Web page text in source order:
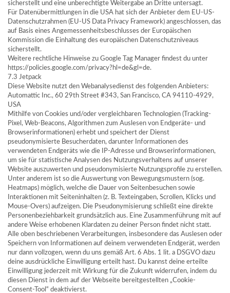
sicherstellt und eine unberechtigte Weitergabe an Dritte untersagt.
Für Datenübermittlungen in die USA hat sich der Anbieter dem EU-US-
Datenschutzrahmen (EU-US Data Privacy Framework) angeschlossen, das
auf Basis eines Angemessenheitsbeschlusses der Europäischen
Kommission die Einhaltung des europäischen Datenschutzniveaus
sicherstellt.
Weitere rechtliche Hinweise zu Google Tag Manager findest du unter
https://policies.google.com/privacy?hl=de&gl=de.
7.3 Jetpack
Diese Website nutzt den Webanalysedienst des folgenden Anbieters:
Automattic Inc., 60 29th Street #343, San Francisco, CA 94110-4929,
USA
Mithilfe von Cookies und/oder vergleichbaren Technologien (Tracking-
Pixel, Web-Beacons, Algorithmen zum Auslesen von Endgeräte- und
Browserinformationen) erhebt und speichert der Dienst
pseudonymisierte Besucherdaten, darunter Informationen des
verwendeten Endgeräts wie die IP-Adresse und Browserinformationen,
um sie für statistische Analysen des Nutzungsverhaltens auf unserer
Website auszuwerten und pseudonymisierte Nutzungsprofile zu erstellen.
Unter anderem ist so die Auswertung von Bewegungsmustern (sog.
Heatmaps) möglich, welche die Dauer von Seitenbesuchen sowie
Interaktionen mit Seiteninhalten (z. B. Texteingaben, Scrollen, Klicks und
Mouse-Overs) aufzeigen. Die Pseudonymisierung schließt eine direkte
Personenbeziehbarkeit grundsätzlich aus. Eine Zusammenführung mit auf
andere Weise erhobenen Klardaten zu deiner Person findet nicht statt.
Alle oben beschriebenen Verarbeitungen, insbesondere das Auslesen oder
Speichern von Informationen auf deinem verwendeten Endgerät, werden
nur dann vollzogen, wenn du uns gemäß Art. 6 Abs. 1 lit. a DSGVO dazu
deine ausdrückliche Einwilligung erteilt hast. Du kannst deine erteilte
Einwilligung jederzeit mit Wirkung für die Zukunft widerrufen, indem du
diesen Dienst in dem auf der Webseite bereitgestellten „Cookie-
Consent-Tool“ deaktivierst.